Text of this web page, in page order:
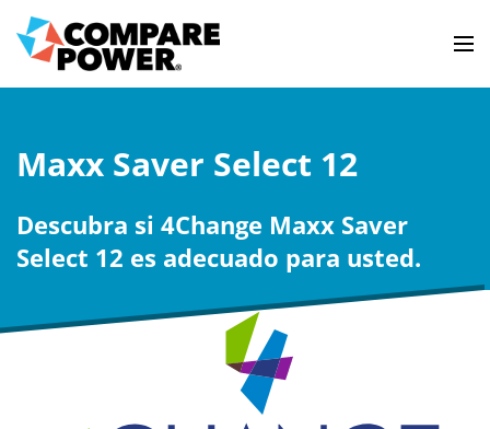
Maxx Saver Select 12
Descubra si 4Change Maxx Saver
Select 12 es adecuado para usted.